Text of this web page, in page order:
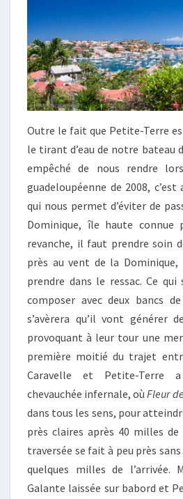
ET
ST-
Outre le fait que Petite-Terre
le tirant d’eau de notre bateau
empêché de nous rendre
guadeloupéenne de 2008,
qui nous permet d’éviter de
Dominique, île haute connue
revanche, il faut prendre soin
près au vent de la
prendre dans le ressac. Ce
composer avec deux bancs
s’avèrera qu’il vont générer
provoquant à leur tour une
première moitié du trajet
Caravelle et Petite-Terre
chevauchée infernale, oùFleur
dans tous les sens, pour
près claires après 40 milles
traversée se fait à peu près
quelques milles de l’arrivée.
Galante laissée sur babord et